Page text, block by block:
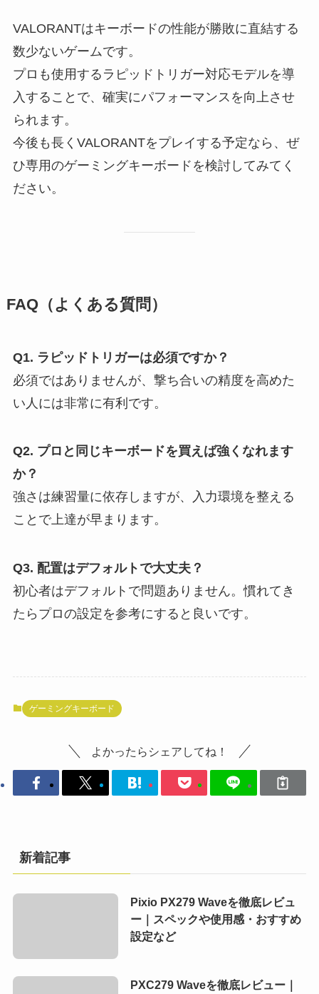
VALORANTはキーボードの性能が勝敗に直結する
数少ないゲームです。
プロも使用するラピッドトリガー対応モデルを導
入することで、確実にパフォーマンスを向上させ
られます。
今後も長くVALORANTをプレイする予定なら、ぜ
ひ専用のゲーミングキーボードを検討してみてく
ださい。
FAQ（よくある質問）
Q1. ラピッドトリガーは必須ですか？
必須ではありませんが、撃ち合いの精度を高めた
い人には非常に有利です。
Q2. プロと同じキーボードを買えば強くなれます
か？
強さは練習量に依存しますが、入力環境を整える
ことで上達が早まります。
Q3. 配置はデフォルトで大丈夫？
初心者はデフォルトで問題ありません。慣れてき
たらプロの設定を参考にすると良いです。
ゲーミングキーボード
よかったらシェアしてね！
新着記事
Pixio PX279 Waveを徹底レビュ
ー｜スペックや使用感・おすすめ
設定など
PXC279 Waveを徹底レビュー｜